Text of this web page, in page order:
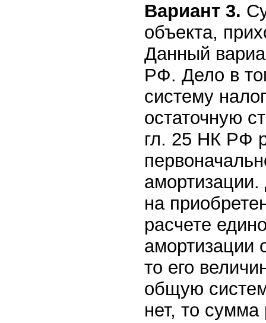
Вариант 3.
объекта,
Данный
РФ. Дело в
систему
остаточную
гл. 25 НК РФ
на
расчете
амортизации
то его
общую
нет, то